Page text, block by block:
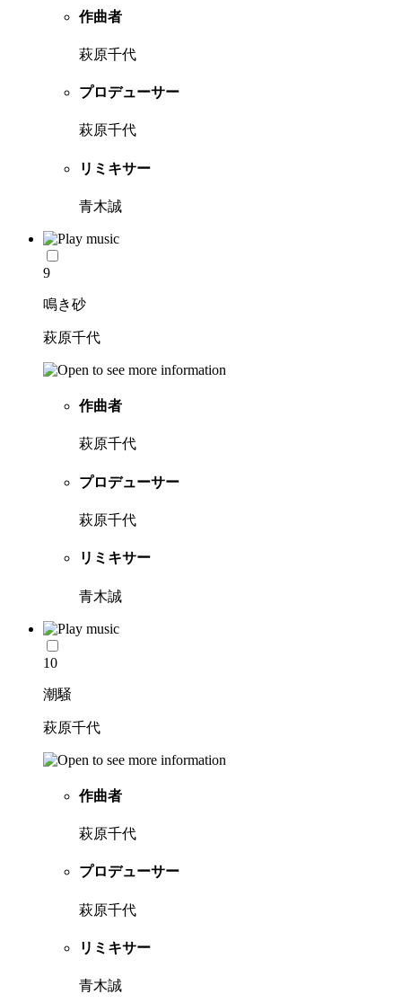
作曲者
萩原千代
プロデューサー
萩原千代
リミキサー
青木誠
9
鳴き砂
萩原千代
作曲者
萩原千代
プロデューサー
萩原千代
リミキサー
青木誠
10
潮騒
萩原千代
作曲者
萩原千代
プロデューサー
萩原千代
リミキサー
青木誠